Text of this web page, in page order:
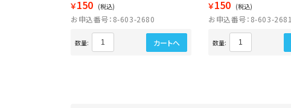
￥150 (税込)
お申込番号：8-603-2680
数量: カートへ
￥150 (税込)
お申込番号：8-603-2681
数量: